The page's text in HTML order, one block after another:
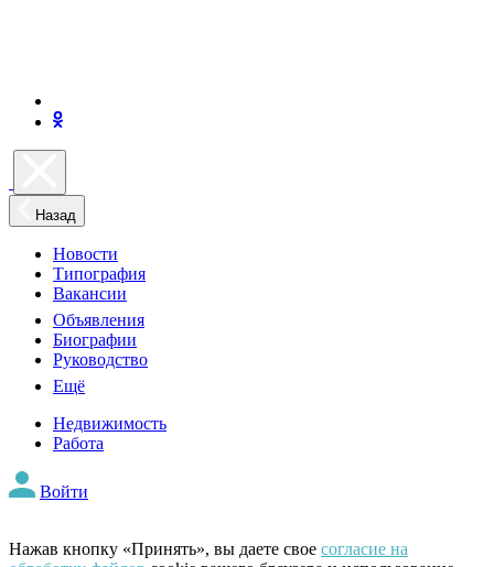
Назад
Новости
Типография
Вакансии
Объявления
Биографии
Руководство
Ещё
Недвижимость
Работа
Войти
Нажав кнопку «Принять», вы даете свое согласие на